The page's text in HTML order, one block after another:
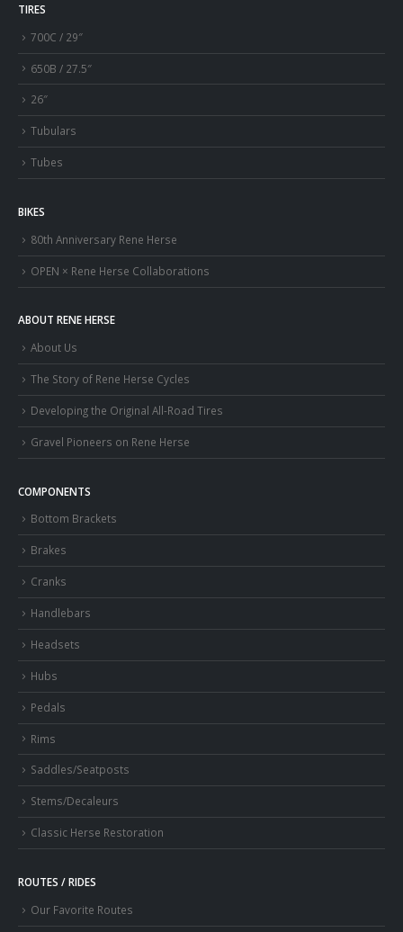
TIRES
700C / 29″
650B / 27.5″
26″
Tubulars
Tubes
BIKES
80th Anniversary Rene Herse
OPEN × Rene Herse Collaborations
ABOUT RENE HERSE
About Us
The Story of Rene Herse Cycles
Developing the Original All-Road Tires
Gravel Pioneers on Rene Herse
COMPONENTS
Bottom Brackets
Brakes
Cranks
Handlebars
Headsets
Hubs
Pedals
Rims
Saddles/Seatposts
Stems/Decaleurs
Classic Herse Restoration
ROUTES / RIDES
Our Favorite Routes